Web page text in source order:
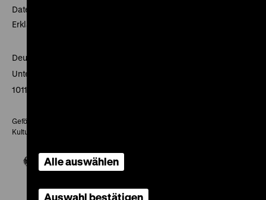
Datenschutz
Erklärung digitale Barrierefreiheit
Deutsches Historisches Museum
Unter den Linden 2
10117 Berlin
Gefördert mit Mitteln des Beauftragten der Bundesregierung für
Kultur und Medien
Alle auswählen
Auswahl bestätigen